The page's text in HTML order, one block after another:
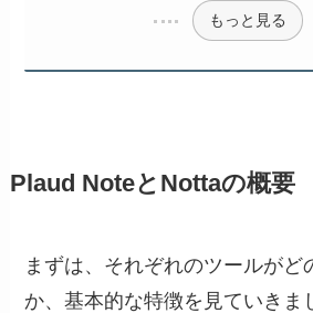
もっと見る
Plaud NoteとNottaの概要
まずは、それぞれのツールがど
か、基本的な特徴を見ていきま